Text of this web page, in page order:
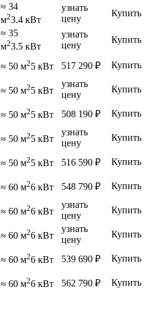
≈ 34
м23.4 кВт
узнать
цену
Купить
≈ 35
м23.5 кВт
узнать
цену
Купить
≈ 50 м25 кВт 517 290 ₽
Купить
≈ 50 м25 кВт
узнать
цену
Купить
≈ 50 м25 кВт 508 190 ₽
Купить
≈ 50 м25 кВт
узнать
цену
Купить
≈ 50 м25 кВт 516 590 ₽
Купить
≈ 60 м26 кВт 548 790 ₽
Купить
≈ 60 м26 кВт
узнать
цену
Купить
≈ 60 м26 кВт
узнать
цену
Купить
≈ 60 м26 кВт 539 690 ₽
Купить
≈ 60 м26 кВт 562 790 ₽ Купить